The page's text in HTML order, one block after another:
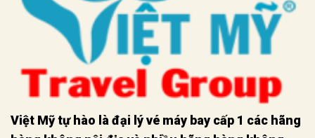
Việt Mỹ tự hào là đại lý vé máy bay cấp 1 các hãng